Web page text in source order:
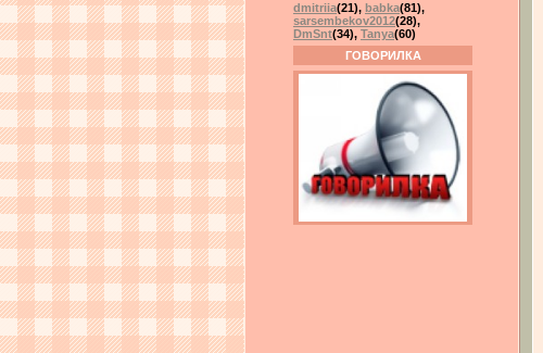
dmitriia(21), babka(81),
sarsembekov2012(28),
DmSnt(34), Tanya(60)
ГОВОРИЛКА